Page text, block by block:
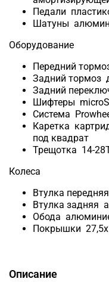
Педали
Шатуны
Оборудование
Передний
Задний тормоз
Задний
Шифтеры
Система
Каретка
под квадрат
Трещотка 14-
Колеса
Втулка
Втулка задняя
Обода
Покрышки
Описание